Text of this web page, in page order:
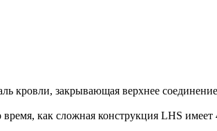
кровли, закрывающая верхнее
как сложная конструкция LHS имеет